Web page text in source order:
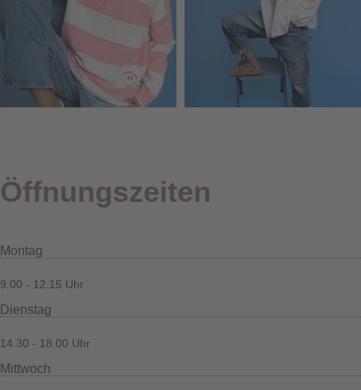
Öffnungszeiten
Montag
9.00 - 12.15 Uhr
Dienstag
14.30 - 18.00 Uhr
Mittwoch